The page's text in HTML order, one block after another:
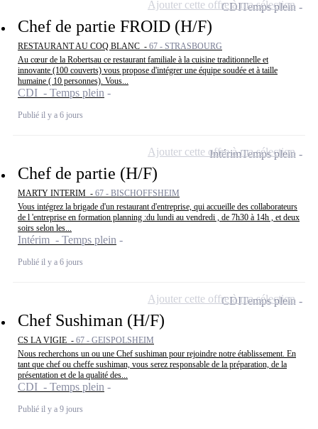
Chef de partie FROID (H/F)
RESTAURANT AU COQ BLANC - 67 - STRASBOURG
Au cœur de la Robertsau ce restaurant familiale à la cuisine traditionnelle et
innovante (100 couverts) vous propose d'intégrer une équipe soudée et à taille
humaine ( 10 personnes). Vous...
CDI - Temps plein
Publié il y a 6 jours
CDITemps plein
Ajouter cette offre à ma sélection
Chef de partie (H/F)
MARTY INTERIM - 67 - BISCHOFFSHEIM
Vous intégrez la brigade d'un restaurant d'entreprise, qui accueille des collaborateurs
de l 'entreprise en formation planning :du lundi au vendredi , de 7h30 à 14h , et deux
soirs selon les...
Intérim - Temps plein
Publié il y a 6 jours
IntérimTemps plein
Ajouter cette offre à ma sélection
Chef Sushiman (H/F)
CS LA VIGIE - 67 - GEISPOLSHEIM
Nous recherchons un ou une Chef sushiman pour rejoindre notre établissement. En
tant que chef ou cheffe sushiman, vous serez responsable de la préparation, de la
présentation et de la qualité des...
CDI - Temps plein
Publié il y a 9 jours
CDITemps plein
Ajouter cette offre à ma sélection